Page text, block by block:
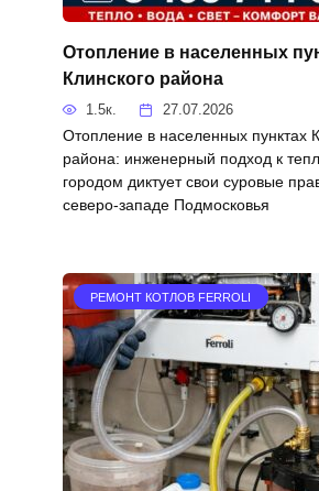
Отопление в населенных
Клинского района
1.5к. 27.07.2026
Отопление в населенных пунктах
района: инженерный подход к
городом диктует свои суровые
северо-западе Подмосковья
РЕМОНТ КОТЛОВ FERROLI